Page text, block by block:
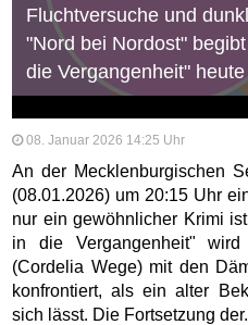
Fluchtversuche und
"Nord bei Nordost"
die Vergangenheit"
08. Januar 2026 14:25 Uhr
An der Mecklenburgischen
(08.01.2026) um 20:15 Uhr
nur ein gewöhnlicher Krimi
in die Vergangenheit"
(Cordelia Wege) mit den
konfrontiert, als ein alter
sich lässt. Die Fortsetzung